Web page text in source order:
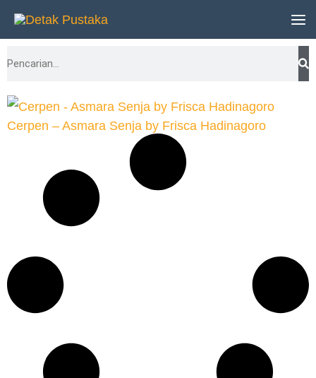
Lewati
konten
Search
Cerpen – Asmara Senja by Frisca Hadinagoro